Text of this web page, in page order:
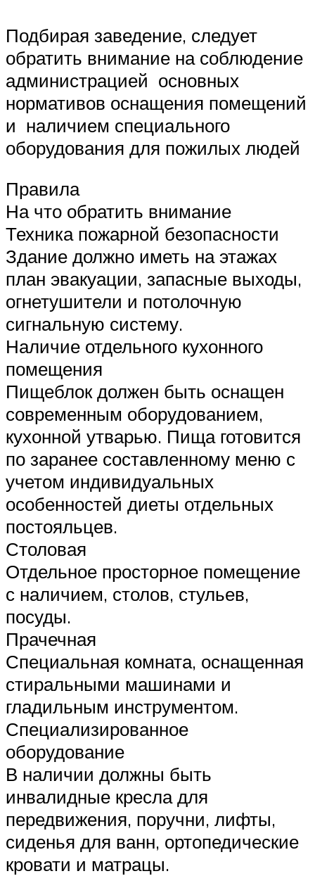
Подбирая заведение, следует
обратить внимание на соблюдение
администрацией основных
нормативов оснащения помещений
и наличием специального
оборудования для пожилых людей
Правила
На что обратить внимание
Техника пожарной безопасности
Здание должно иметь на этажах
план эвакуации, запасные выходы,
огнетушители и потолочную
сигнальную систему.
Наличие отдельного кухонного
помещения
Пищеблок должен быть оснащен
современным оборудованием,
кухонной утварью. Пища готовится
по заранее составленному меню с
учетом индивидуальных
особенностей диеты отдельных
постояльцев.
Столовая
Отдельное просторное помещение
с наличием, столов, стульев,
посуды.
Прачечная
Специальная комната, оснащенная
стиральными машинами и
гладильным инструментом.
Специализированное
оборудование
В наличии должны быть
инвалидные кресла для
передвижения, поручни, лифты,
сиденья для ванн, ортопедические
кровати и матрацы.